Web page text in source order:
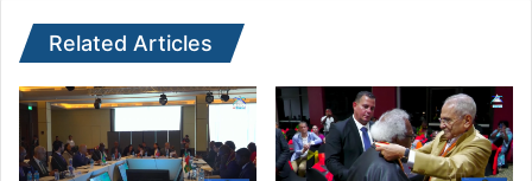
Related Articles